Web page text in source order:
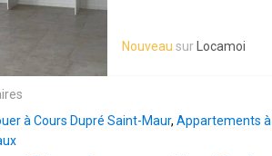
COLOCATION
CHARGES INCLUSES
grâce au tramway A
Nouveau sur Locamoi
à Cours Dupré Saint-Maur, Appartements à